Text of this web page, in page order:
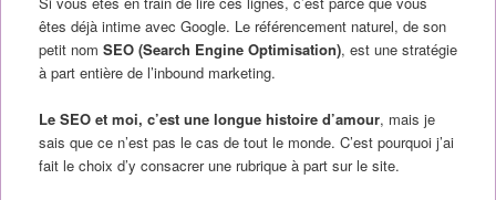
êtes déjà intime avec Google. Le référencement naturel, de son
petit nom SEO (Search Engine Optimisation), est une stratégie
à part entière de l’inbound marketing.
Le SEO et moi, c’est une longue histoire d’amour, mais je
sais que ce n’est pas le cas de tout le monde. C’est pourquoi j’ai
fait le choix d’y consacrer une rubrique à part sur le site.